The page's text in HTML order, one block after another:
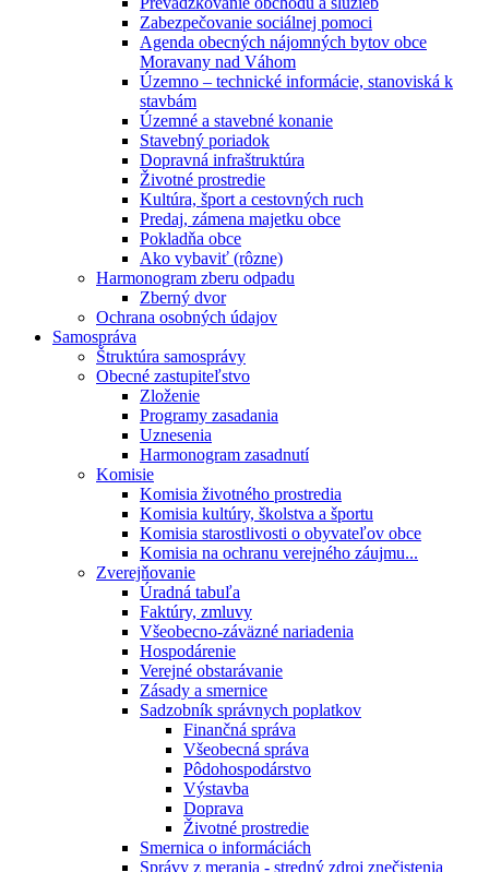
Zabezpečovanie sociálnej pomoci
Agenda obecných nájomných bytov obce
Moravany nad Váhom
Územno – technické informácie, stanoviská k
stavbám
Územné a stavebné konanie
Stavebný poriadok
Dopravná infraštruktúra
Životné prostredie
Kultúra, šport a cestovných ruch
Predaj, zámena majetku obce
Pokladňa obce
Ako vybaviť (rôzne)
Harmonogram zberu odpadu
Zberný dvor
Ochrana osobných údajov
Samospráva
Štruktúra samosprávy
Obecné zastupiteľstvo
Zloženie
Programy zasadania
Uznesenia
Harmonogram zasadnutí
Komisie
Komisia životného prostredia
Komisia kultúry, školstva a športu
Komisia starostlivosti o obyvateľov obce
Komisia na ochranu verejného záujmu...
Zverejňovanie
Úradná tabuľa
Faktúry, zmluvy
Všeobecno-záväzné nariadenia
Hospodárenie
Verejné obstarávanie
Zásady a smernice
Sadzobník správnych poplatkov
Finančná správa
Všeobecná správa
Pôdohospodárstvo
Výstavba
Doprava
Životné prostredie
Smernica o informáciách
Správy z merania - stredný zdroj znečistenia